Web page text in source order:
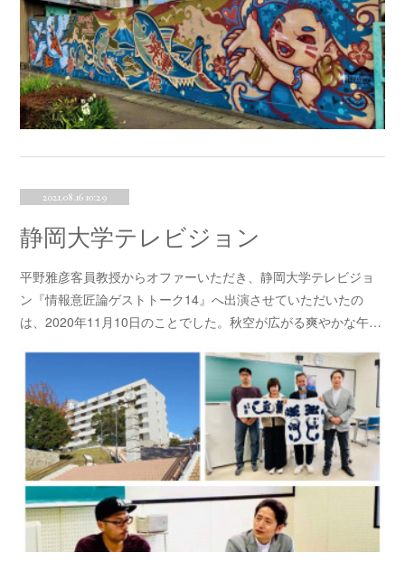
2021.08.16 10:29
静岡大学テレビジョン
平野雅彦客員教授からオファーいただき、静岡大学テレビジョ
ン『情報意匠論ゲストトーク14』へ出演させていただいたの
は、2020年11月10日のことでした。秋空が広がる爽やかな午…